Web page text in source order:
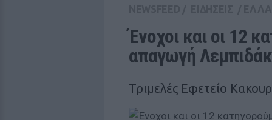
Ένοχοι και οι 12
απαγωγή
Tριμελές Εφετείο